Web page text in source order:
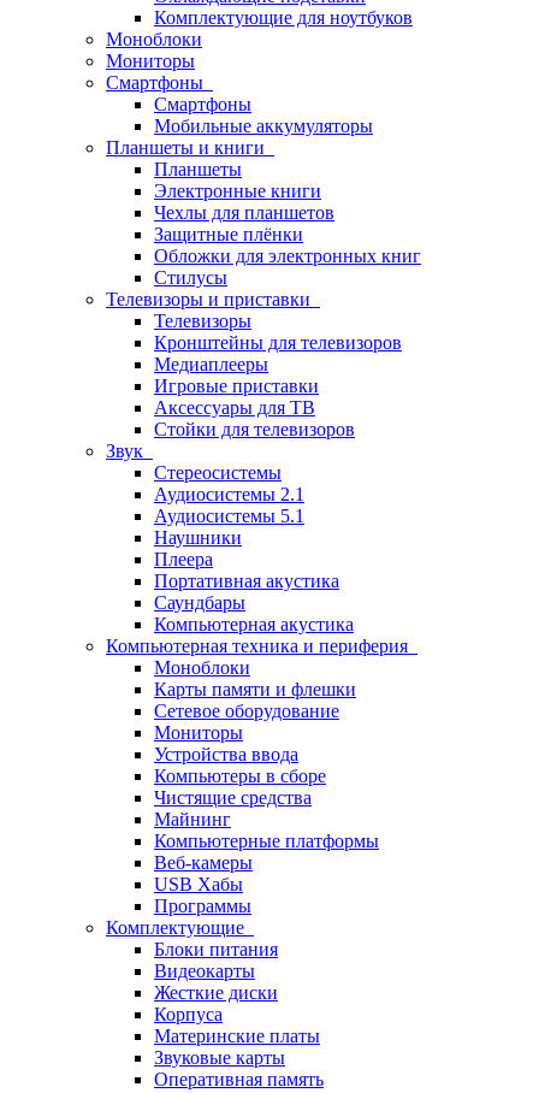
Комплектующие для ноутбуков
Моноблоки
Мониторы
Смартфоны
Смартфоны
Мобильные аккумуляторы
Планшеты и книги
Планшеты
Электронные книги
Чехлы для планшетов
Защитные плёнки
Обложки для электронных книг
Стилусы
Телевизоры и приставки
Телевизоры
Кронштейны для телевизоров
Медиаплееры
Игровые приставки
Аксессуары для ТВ
Стойки для телевизоров
Звук
Стереосистемы
Аудиосистемы 2.1
Аудиосистемы 5.1
Наушники
Плеера
Портативная акустика
Саундбары
Компьютерная акустика
Компьютерная техника и периферия
Моноблоки
Карты памяти и флешки
Сетевое оборудование
Мониторы
Устройства ввода
Компьютеры в сборе
Чистящие средства
Майнинг
Компьютерные платформы
Веб-камеры
USB Хабы
Программы
Комплектующие
Блоки питания
Видеокарты
Жесткие диски
Корпуса
Материнские платы
Звуковые карты
Оперативная память